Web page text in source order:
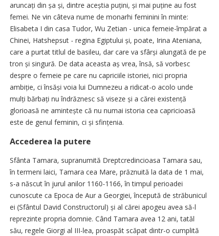
aruncați din șa și, dintre aceștia puțini, și mai puține au fost
femei. Ne vin câteva nume de monarhi feminini în minte:
Elisabeta I din casa Tudor, Wu Zetian - unica femeie-împărat a
Chinei, Hatshepsut - regina Egiptului și, poate, Irina Ateniana,
care a purtat titlul de basileu, dar care va sfârși alungată de pe
tron și singură. De data aceasta aș vrea, însă, să vorbesc
despre o femeie pe care nu capriciile istoriei, nici propria
ambiție, ci însăși voia lui Dumnezeu a ridicat-o acolo unde
mulți bărbați nu îndrăznesc să viseze și a cărei existență
glorioasă ne amintește că nu numai istoria cea capricioasă
este de genul ­feminin, ci și sfințenia.
Accederea la putere
Sfânta Tamara, supranumită Dreptcredincioasa Tamara sau,
în termeni laici, Tamara cea Mare, prăznuită la data de 1 mai,
s-a născut în jurul anilor 1160-1166, în timpul perioadei
cunoscute ca Epoca de Aur a Georgiei, începută de străbunicul
ei (Sfântul David Constructorul) și al cărei apogeu avea să-l
reprezinte propria domnie. Când Tamara avea 12 ani, tatăl
său, regele Giorgi al III-lea, proaspăt scăpat dintr-o cumplită